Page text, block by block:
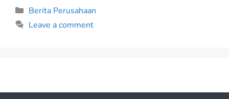
Berita Perusahaan
Leave a comment